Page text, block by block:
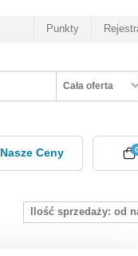
Punkty
Cała oferta
Nasze Ceny
Ilość sprzedaży: od